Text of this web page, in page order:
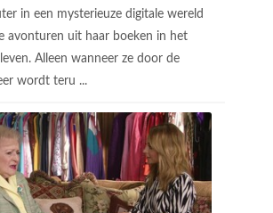
in een mysterieuze digitale wereld
avonturen uit haar boeken in het
Alleen wanneer ze door de
wordt teru ...